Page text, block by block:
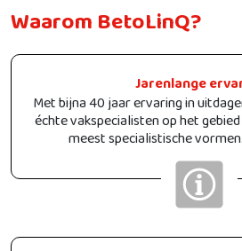
Waarom BetoLinQ?
Jarenlange
Met bijna 40 jaar ervaring in
échte vakspecialisten op het
meest specialistische